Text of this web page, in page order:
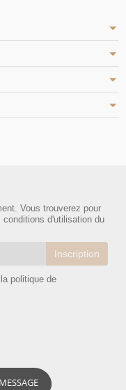
Vous trouverez pour
d'utilisation du
politique de